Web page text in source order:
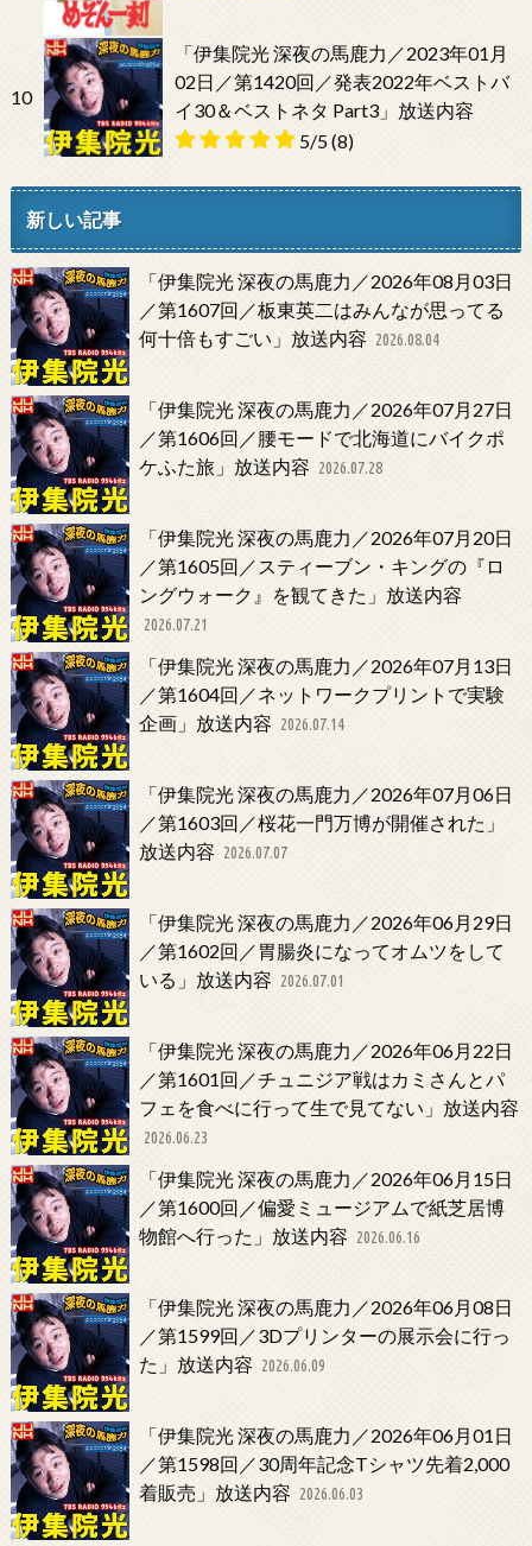
10
「伊集院光 深夜の馬鹿力／2023年01月
02日／第1420回／発表2022年ベストバ
イ30＆ベストネタ Part3」放送内容
5/5(8)
新しい記事
「伊集院光 深夜の馬鹿力／2026年08月03日
／第1607回／板東英二はみんなが思ってる
何十倍もすごい」放送内容 2026.08.04
「伊集院光 深夜の馬鹿力／2026年07月27日
／第1606回／腰モードで北海道にバイクポ
ケふた旅」放送内容 2026.07.28
「伊集院光 深夜の馬鹿力／2026年07月20日
／第1605回／スティーブン・キングの『ロ
ングウォーク』を観てきた」放送内容
2026.07.21
「伊集院光 深夜の馬鹿力／2026年07月13日
／第1604回／ネットワークプリントで実験
企画」放送内容 2026.07.14
「伊集院光 深夜の馬鹿力／2026年07月06日
／第1603回／桜花一門万博が開催された」
放送内容 2026.07.07
「伊集院光 深夜の馬鹿力／2026年06月29日
／第1602回／胃腸炎になってオムツをして
いる」放送内容 2026.07.01
「伊集院光 深夜の馬鹿力／2026年06月22日
／第1601回／チュニジア戦はカミさんとパ
フェを食べに行って生で見てない」放送内容
2026.06.23
「伊集院光 深夜の馬鹿力／2026年06月15日
／第1600回／偏愛ミュージアムで紙芝居博
物館へ行った」放送内容 2026.06.16
「伊集院光 深夜の馬鹿力／2026年06月08日
／第1599回／3Dプリンターの展示会に行っ
た」放送内容 2026.06.09
「伊集院光 深夜の馬鹿力／2026年06月01日
／第1598回／30周年記念Tシャツ先着2,000
着販売」放送内容 2026.06.03